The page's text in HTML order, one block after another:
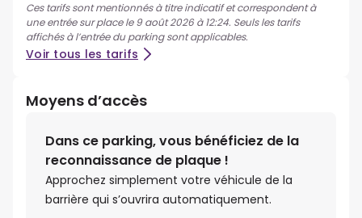
Ces tarifs sont mentionnés à titre indicatif et correspondent à
une entrée sur place le 9 août 2026 à 12:24. Seuls les tarifs
affichés à l’entrée du parking sont applicables.
Voir tous les tarifs
Moyens d’accès
Dans ce parking, vous bénéficiez de la
reconnaissance de plaque !
Approchez simplement votre véhicule de la
barrière qui s’ouvrira automatiquement.